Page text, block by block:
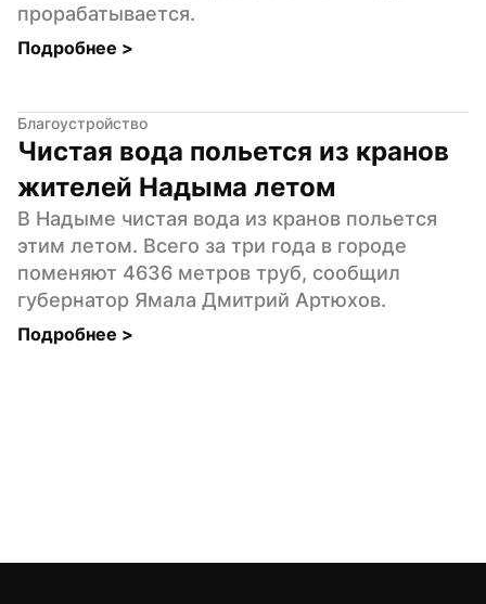
прорабатывается.
Подробнее >
Благоустройство
Чистая вода польется из кранов
жителей Надыма летом
В Надыме чистая вода из кранов польется
этим летом. Всего за три года в городе
поменяют 4636 метров труб, сообщил
губернатор Ямала Дмитрий Артюхов.
Подробнее >